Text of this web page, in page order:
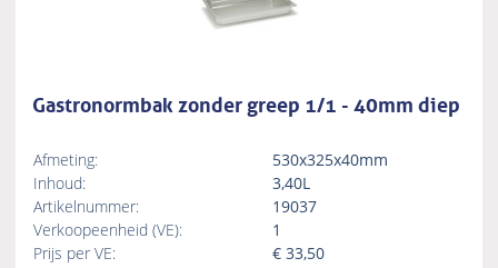
Gastronormbak zonder greep 1/1 - 40mm diep
Afmeting:
530x325x40mm
Inhoud:
3,40L
Artikelnummer:
19037
Verkoopeenheid (VE):
1
Prijs per VE:
€33,50